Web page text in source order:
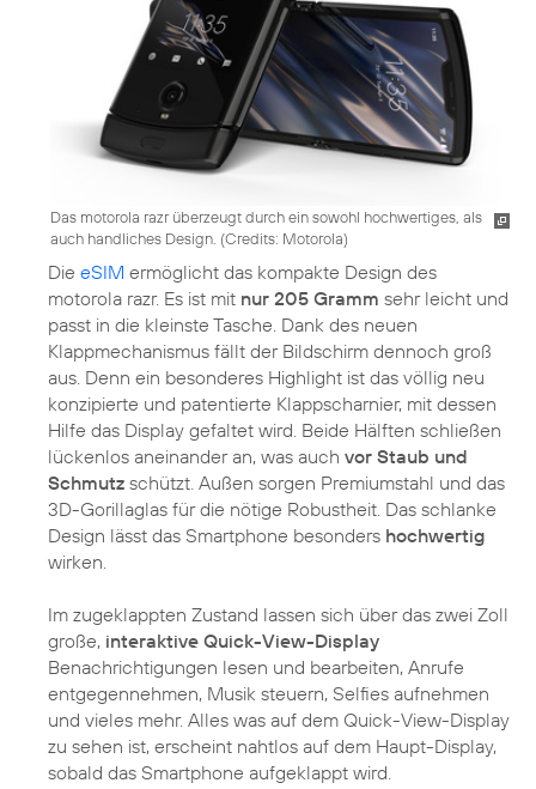
Das motorola razr überzeugt durch ein sowohl hochwertiges, als
auch handliches Design. (Credits: Motorola)
Die eSIM ermöglicht das kompakte Design des
motorola razr. Es ist mit nur 205 Gramm sehr leicht und
passt in die kleinste Tasche. Dank des neuen
Klappmechanismus fällt der Bildschirm dennoch groß
aus. Denn ein besonderes Highlight ist das völlig neu
konzipierte und patentierte Klappscharnier, mit dessen
Hilfe das Display gefaltet wird. Beide Hälften schließen
lückenlos aneinander an, was auch vor Staub und
Schmutz schützt. Außen sorgen Premiumstahl und das
3D-Gorillaglas für die nötige Robustheit. Das schlanke
Design lässt das Smartphone besonders hochwertig
wirken.
Im zugeklappten Zustand lassen sich über das zwei Zoll
große, interaktive Quick-View-Display
Benachrichtigungen lesen und bearbeiten, Anrufe
entgegennehmen, Musik steuern, Selfies aufnehmen
und vieles mehr. Alles was auf dem Quick-View-Display
zu sehen ist, erscheint nahtlos auf dem Haupt-Display,